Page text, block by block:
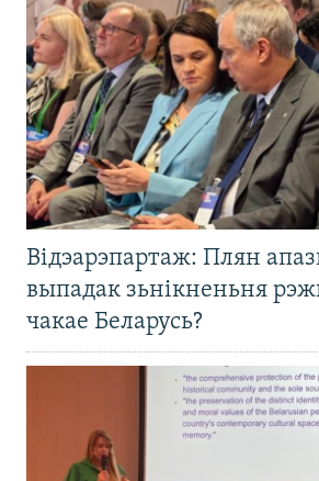
Відэарэпартаж: Плян
выпадак зьнікненьня
чакае Беларусь?